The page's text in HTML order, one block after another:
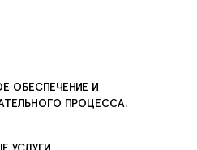
ОБЕСПЕЧЕНИЕ И
ПРОЦЕССА.
УСЛУГИ